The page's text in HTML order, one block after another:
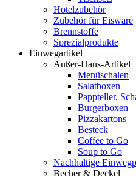
Hotelzubehör
Zubehör für Eisware
Brennstoffe
Sprezialprodukte
Einwegartikel
Außer-Haus-Artikel
Menüschalen
Salatboxen
Pappteller,
Burgerboxen
Pizzakartons
Besteck
Coffee to Go
Soup to Go
Nachhaltige
Becher & Deckel